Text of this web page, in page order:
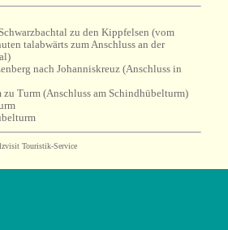
zu den Kippfelsen (vom
talabwärts zum Anschluss an der
nach Johanniskreuz (Anschluss in
zu Turm (Anschluss am Schindhübelturm)
Touristik-Service